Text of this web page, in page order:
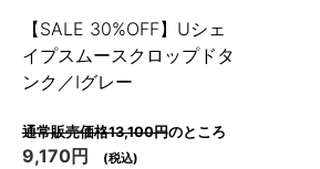
【SALE 30%OFF】Uシェ
イプスムースクロップドタ
ンク／Iグレー
通常販売価格13,100円のところ
9,170円 (税込)